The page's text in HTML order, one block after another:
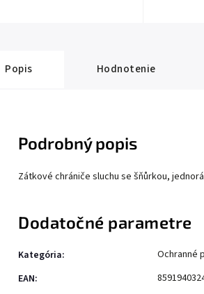
Popis Hodnotenie
Podrobný popis
Zátkové chrániče sluchu se šňůrkou,
Dodatočné parametre
Kategória:
Ochranné
EAN: